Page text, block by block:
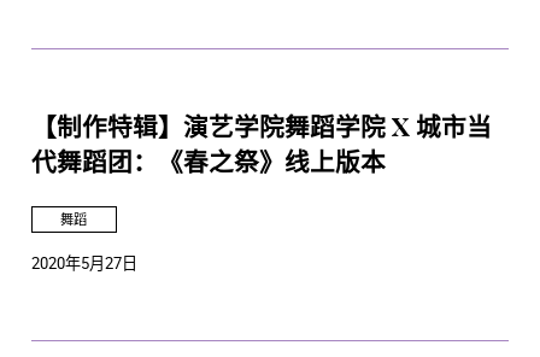
【制作特辑】演艺学院舞蹈学院 X 城市当
代舞蹈团：《春之祭》线上版本
舞蹈
2020年5月27日